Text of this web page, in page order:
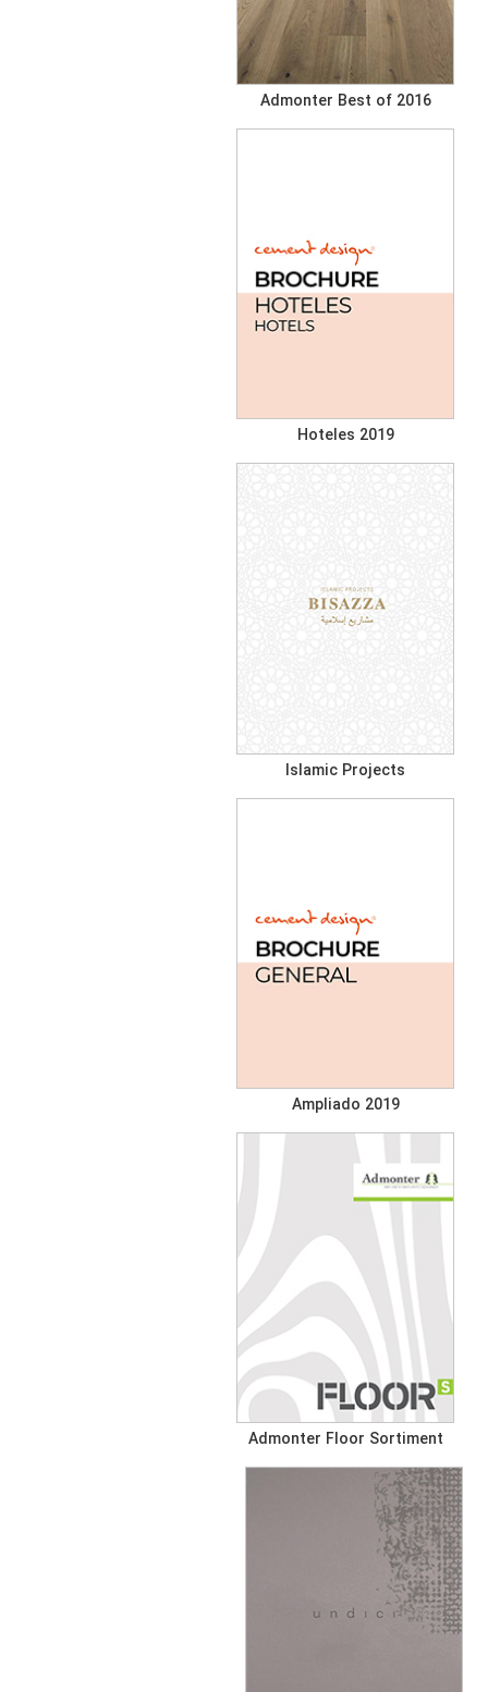
Admonter Best of 2016
Hoteles 2019
Islamic Projects
Ampliado 2019
Admonter Floor Sortiment